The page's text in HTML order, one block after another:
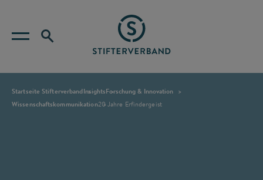
Startseite StifterverbandInsightsForschung & Innovation
Wissenschaftskommunikation20 Jahre Erfindergeist